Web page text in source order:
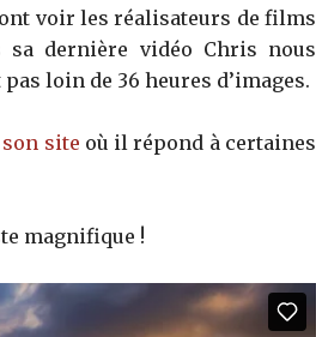
voir les réalisateurs de films
dernière vidéo Chris nous
loin de 36 heures d’images.
son site où il répond à certaines
magnifique !